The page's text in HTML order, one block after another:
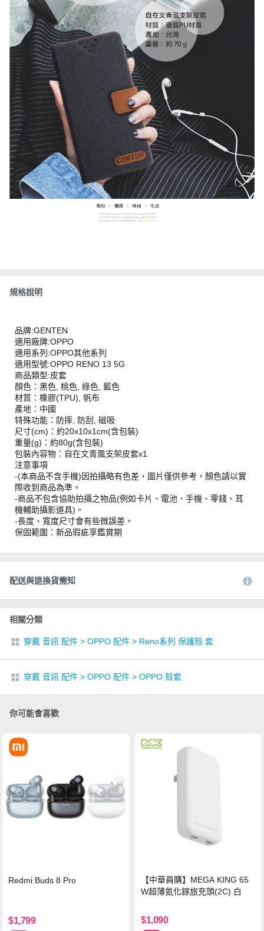
規格說明
品牌:GENTEN
適用廠牌:OPPO
適用系列:OPPO其他系列
適用型號:OPPO RENO 13 5G
商品類型:皮套
顏色：黑色, 桃色, 綠色, 藍色
材質：橡膠(TPU), 帆布
產地：中國
特殊功能：防摔, 防刮, 磁吸
尺寸(cm)：約20x10x1cm(含包裝)
重量(g)：約80g(含包裝)
包裝內容物：自在文青風支架皮套x1
注意事項
-(本商品不含手機)因拍攝略有色差，圖片僅供參考，顏色請以實
際收到商品為準。
-商品不包含協助拍攝之物品(例如卡片、電池、手機、零錢、耳
機輔助攝影道具)。
-長度、寬度尺寸會有些微誤差。
保固範圍：新品瑕疵享鑑賞期
配送與退換貨需知
相關分類
穿戴 音訊 配件 > OPPO 配件 > Reno系列 保護殼.套
穿戴 音訊 配件 > OPPO 配件 > OPPO 殼套
你可能會喜歡
Redmi Buds 8 Pro
$1,799
【中華員購】MEGA KING 65
W超薄氮化鎵旅充頭(2C) 白
$1,090